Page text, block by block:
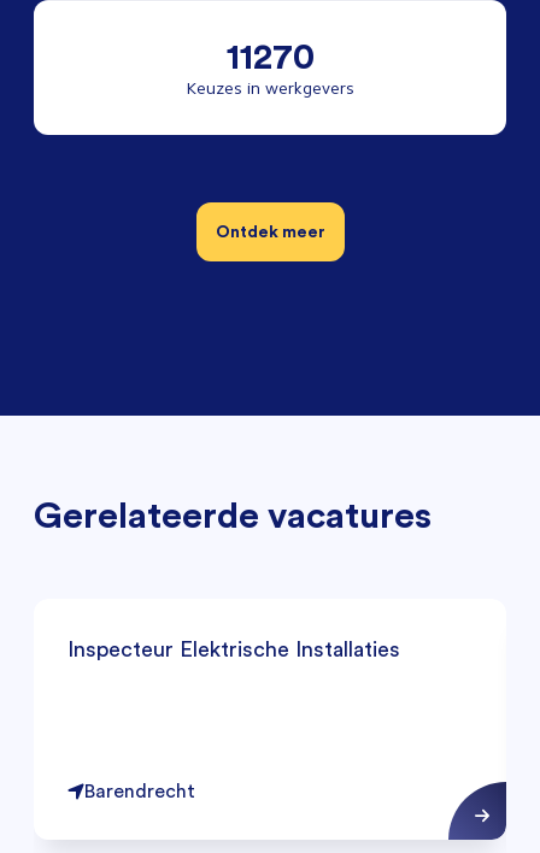
11270
Keuzes in werkgevers
Ontdek meer
Gerelateerde vacatures
Inspecteur Elektrische Installaties
Barendrecht